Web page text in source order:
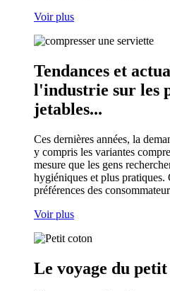
Voir plus
Tendances et
l'industrie sur les
jetables...
Ces dernières années, la
y compris les variantes
mesure que les gens
hygiéniques et plus pratiques.
préférences des
Voir plus
Le voyage du